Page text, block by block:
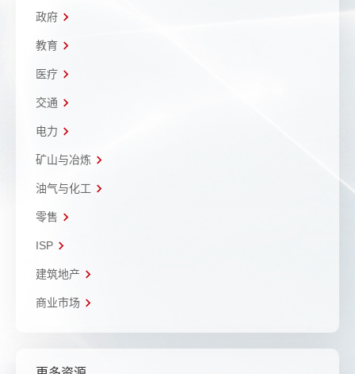
政府
教育
医疗
交通
电力
矿山与冶炼
油气与化工
零售
ISP
建筑地产
商业市场